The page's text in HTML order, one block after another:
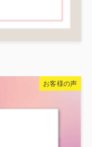
お客様の声